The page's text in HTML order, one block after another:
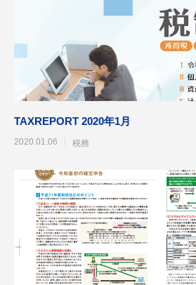
TAXREPORT 2020年1月
2020.01.06 税務